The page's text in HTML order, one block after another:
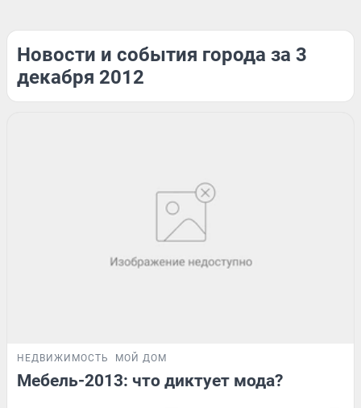
Новости и события города за 3
декабря 2012
НЕДВИЖИМОСТЬ МОЙ ДОМ
Мебель-2013: что диктует мода?